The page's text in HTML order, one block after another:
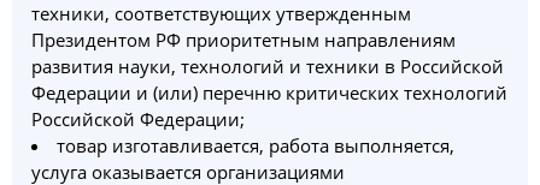
техники, соответствующих утвержденным
Президентом РФ приоритетным направлениям
развития науки, технологий и техники в Российской
Федерации и (или) перечню критических технологий
Российской Федерации;
товар изготавливается, работа выполняется,
услуга оказывается организациями